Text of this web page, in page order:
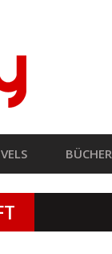
BÜCHER